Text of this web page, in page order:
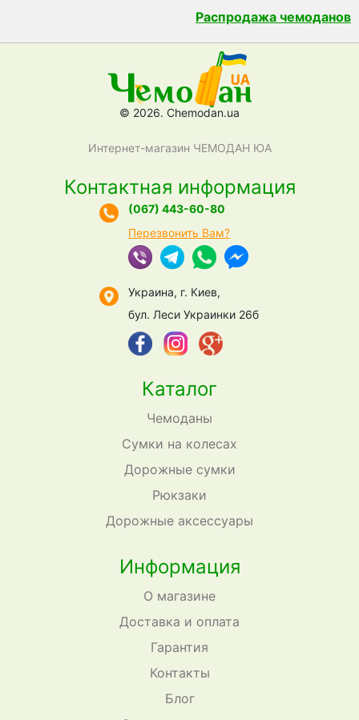
Распродажа чемоданов
© 2026. Chemodan.ua
Интернет-магазин ЧЕМОДАН ЮА
Каталог
Чемоданы
Сумки на колесах
Дорожные сумки
Рюкзаки
Дорожные аксессуары
Информация
О магазине
Доставка и оплата
Гарантия
Контакты
Блог
Контактная информация
(067) 443-60-80
Перезвонить Вам?
Украина, г. Киев,
бул. Леси Украинки 26б